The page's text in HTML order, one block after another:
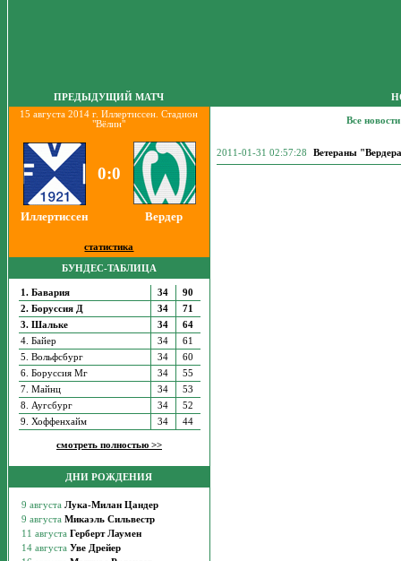
ПРЕДЫДУЩИЙ МАТЧ
15 августа 2014 г. Иллертиссен. Стадион
"Вёлин"
0:0
Иллертиссен Вердер
статистика
БУНДЕС-ТАБЛИЦА
1. Бавария 34
90
2. Боруссия Д
34
71
3. Шальке
34
64
4. Байер
34
61
5. Вольфсбург
34
60
6. Боруссия Мг
34
55
7. Майнц
34
53
8. Аугсбург
34
52
9. Хоффенхайм
34 44
смотреть полностью >>
ДНИ РОЖДЕНИЯ
Все
2011-01-31 02:57:28 Ветераны